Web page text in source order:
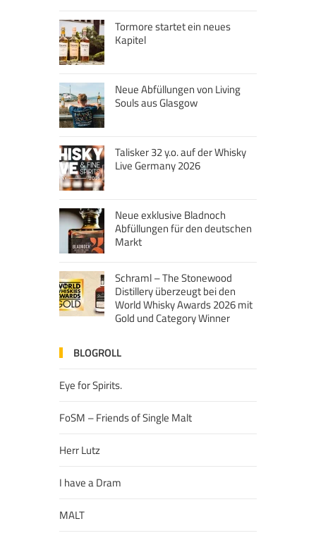
Tormore startet ein neues
Kapitel
Neue Abfüllungen von Living
Souls aus Glasgow
Talisker 32 y.o. auf der Whisky
Live Germany 2026
Neue exklusive Bladnoch
Abfüllungen für den deutschen
Markt
Schraml – The Stonewood
Distillery überzeugt bei den
World Whisky Awards 2026 mit
Gold und Category Winner
BLOGROLL
Eye for Spirits.
FoSM – Friends of Single Malt
Herr Lutz
I have a Dram
MALT